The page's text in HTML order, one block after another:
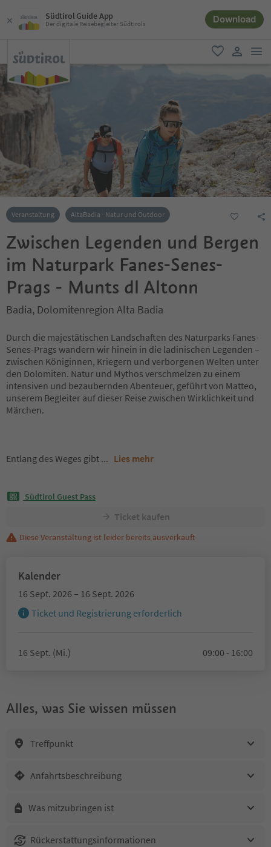
Südtirol Guide App
Der digitale Reisebegleiter Südtirols Download
favorit
user link
Veranstaltung AltaBadia - Natur und Outdoor
Zwischen Legenden und Bergen
im Naturpark Fanes-Senes-
Prags - Munts dl Altonn
Badia, Dolomitenregion Alta Badia
Durch die majestätischen Landschaften des Naturparks Fanes-
Senes-Prags wandern wir hinein in die ladinischen Legenden –
zwischen Königinnen, Kriegern und verborgenen Welten unter
den Dolomiten. Natur und Mythos verschmelzen zu einem
intensiven und bezaubernden Abenteuer, geführt von Matteo,
unserem Begleiter auf dieser Reise zwischen Wirklichkeit und
Märchen.
Entlang des Weges gibt ... Lies mehr
Südtirol Guest Pass
Ticket kaufen
Diese Veranstaltung ist leider bereits ausverkauft
Kalender
16 Sept. 2026 – 16 Sept. 2026
Ticket und Registrierung erforderlich
16 Sept. (Mi.) 09:00 - 16:00
Alles, was Sie wissen müssen
Treffpunkt
Anfahrtsbeschreibung
Was mitzubringen ist
Rückerstattungsinformationen